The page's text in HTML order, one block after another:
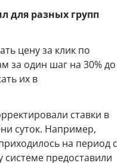
для разных групп
цену за клик по
за один шаг на 30% до
их в
ставки в
суток. Например,
на период с
системе предоставили